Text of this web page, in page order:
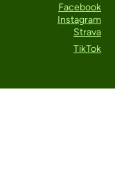
Facebook
Instagram
Strava
TikTok